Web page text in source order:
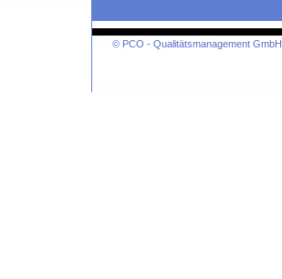
© PCO - Qualitätsmanagement GmbH